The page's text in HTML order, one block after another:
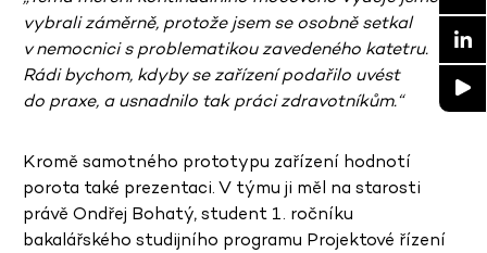
vybrali záměrně, protože jsem se osobně setkal
v nemocnici s problematikou zavedeného katetru.
Rádi bychom, kdyby se zařízení podařilo uvést
do praxe, a usnadnilo tak práci zdravotníkům.“
Kromě samotného prototypu zařízení hodnotí
porota také prezentaci. V týmu ji měl na starosti
právě Ondřej Bohatý, student 1. ročníku
bakalářského studijního programu Projektové řízení